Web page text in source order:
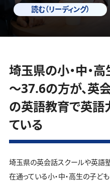
読む（リーディング）
埼玉県の小・中・
～37.6の方が、英
の英語教育で英語
ている
埼玉県の英会話スクールや英語
在通っている小・中・高生の子ど